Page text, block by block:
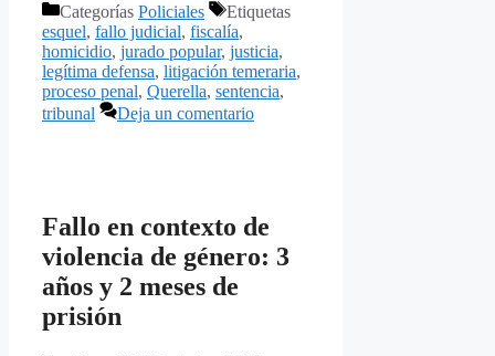
Categorías Policiales
Etiquetas
esquel, fallo judicial, fiscalía,
homicidio, jurado popular, justicia,
legítima defensa, litigación temeraria,
proceso penal, Querella, sentencia,
tribunal
Deja un comentario
Fallo en contexto de
violencia de género: 3
años y 2 meses de
prisión